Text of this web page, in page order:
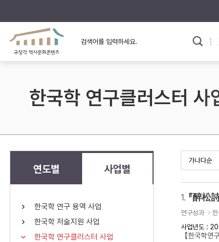
규장각의 어제와 오늘
규장각 소개영상
사료와 문학으로 본
고대
고려
조선 후기
근대
검색 연산자 사용안내
연산자
한국학 연구클러스터 사
연도별 사업별
한국학 연구 용역 사업
한국학 저술지원 사업
한국학 연구클러스터 사업
1. 『醉松
연구성과
사업년도 :
【한국학